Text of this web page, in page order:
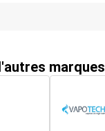
marques